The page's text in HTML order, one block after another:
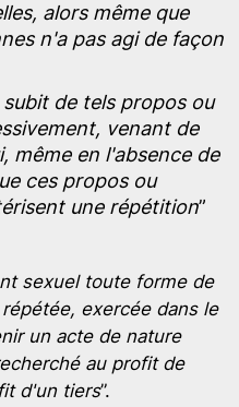
alors même que
n'a pas agi de façon
de tels propos ou
venant de
même en l'absence de
ces propos ou
une répétition”
sexuel toute forme de
exercée dans le
un acte de nature
au profit de
d'un tiers”.